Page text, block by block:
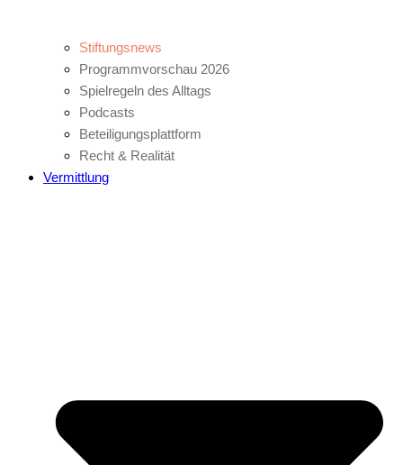
Stiftungsnews
Programmvorschau 2026
Spielregeln des Alltags
Podcasts
Beteiligungsplattform
Recht & Realität
Vermittlung